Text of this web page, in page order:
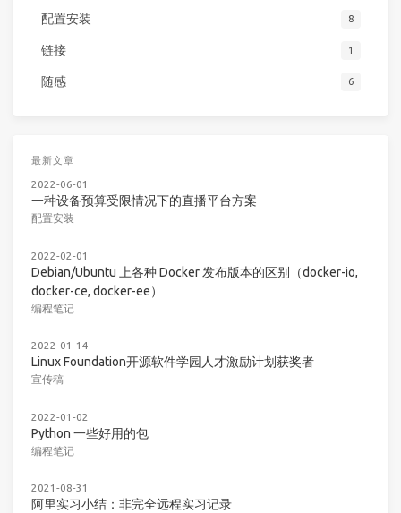
配置安装 8
链接 1
随感 6
最新文章
2022-06-01
一种设备预算受限情况下的直播平台方案
配置安装
2022-02-01
Debian/Ubuntu 上各种 Docker 发布版本的区别（docker-io,
docker-ce, docker-ee）
编程笔记
2022-01-14
Linux Foundation开源软件学园人才激励计划获奖者
宣传稿
2022-01-02
Python 一些好用的包
编程笔记
2021-08-31
阿里实习小结：非完全远程实习记录